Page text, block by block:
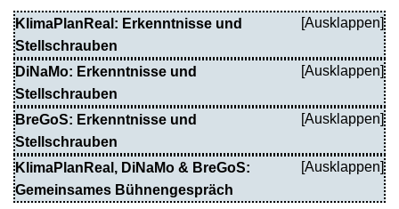
KlimaPlanReal: Erkenntnisse und
Stellschrauben
DiNaMo: Erkenntnisse und
Stellschrauben
BreGoS: Erkenntnisse und
Stellschrauben
KlimaPlanReal, DiNaMo & BreGoS:
Gemeinsames Bühnengespräch